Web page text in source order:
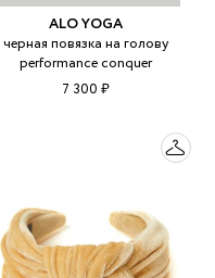
ALO YOGA
черная повязка на голову
performance conquer
7 300 ₽